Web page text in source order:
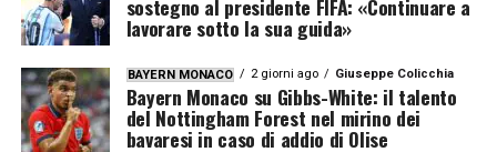
sostegno al presidente FIFA: «Continuare a
lavorare sotto la sua guida»
BAYERN MONACO 2 giorni ago Giuseppe Colicchia
Bayern Monaco su Gibbs-White: il talento
del Nottingham Forest nel mirino dei
bavaresi in caso di addio di Olise